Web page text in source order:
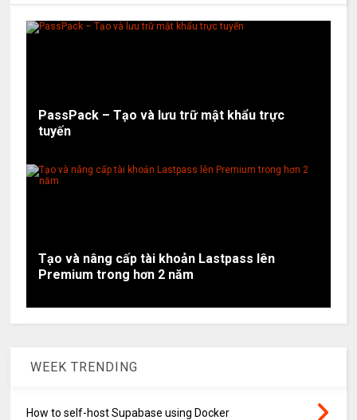
PassPack – Tạo và lưu trữ mật khẩu trực
tuyến
Tạo và nâng cấp tài khoản Lastpass lên
Premium trong hơn 2 năm
WEEK TRENDING
How to self-host Supabase using Docker